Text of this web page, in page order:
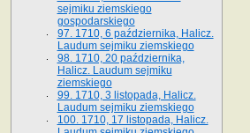
sejmiku ziemskiego
gospodarskiego
97. 1710, 6 października, Halicz.
Laudum sejmiku ziemskiego
98. 1710, 20 października,
Halicz. Laudum sejmiku
ziemskiego
99. 1710, 3 listopada, Halicz.
Laudum sejmiku ziemskiego
100. 1710, 17 listopada, Halicz.